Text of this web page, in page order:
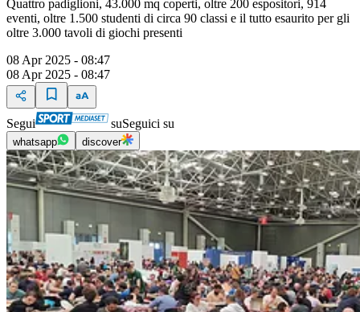
Quattro padiglioni, 43.000 mq coperti, oltre 200 espositori, 914
eventi, oltre 1.500 studenti di circa 90 classi e il tutto esaurito per gli
oltre 3.000 tavoli di giochi presenti
08 Apr 2025 - 08:47
08 Apr 2025 - 08:47
Segui suSeguici su
whatsapp discover